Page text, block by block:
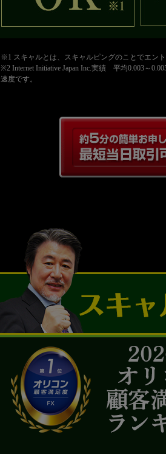
※1 スキャルとは、スキャルピングのことでエン
※2 Internet Initiative Japan Inc.実績 平均0.003～
速度です。